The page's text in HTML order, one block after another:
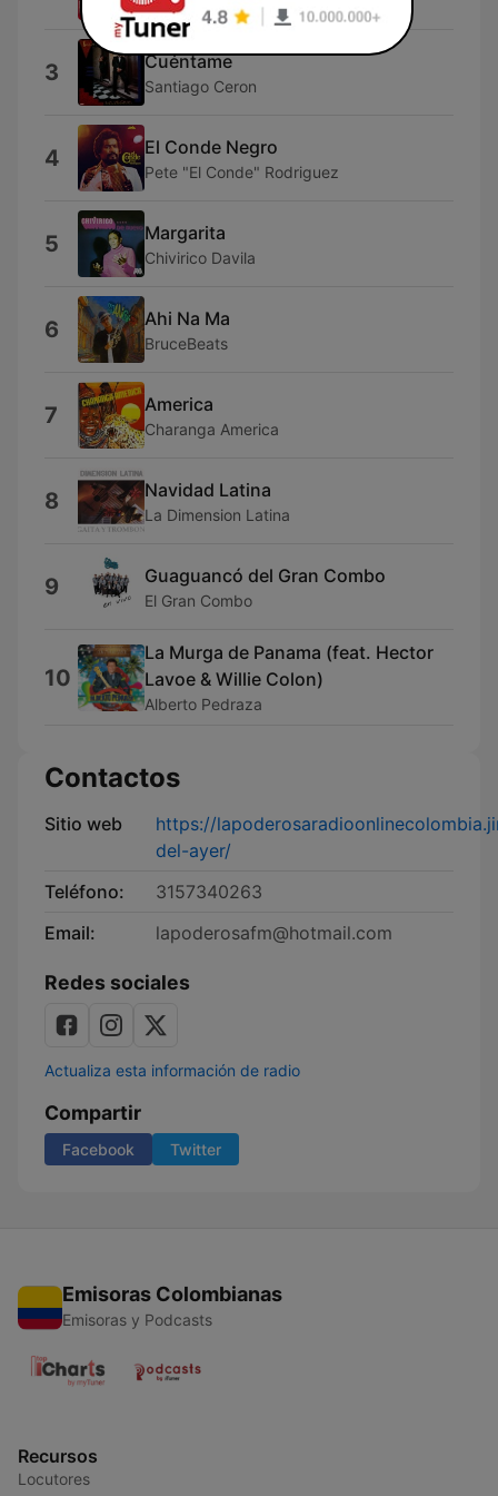
3 Cuéntame
Santiago Ceron
4 El Conde Negro
Pete "El Conde" Rodriguez
5 Margarita
Chivirico Davila
6 Ahi Na Ma
BruceBeats
7 America
Charanga America
8 Navidad Latina
La Dimension Latina
9 Guaguancó del Gran Combo
El Gran Combo
10
La Murga de Panama (feat. Hector
Lavoe & Willie Colon)
Alberto Pedraza
Contactos
Sitio web
https://
del-ayer/
Teléfono:
3157340263
Email:
lapoderosafm@hotmail.com
Redes sociales
Actualiza esta información de radio
Compartir
Facebook Twitter
Emisoras Colombianas
Emisoras y Podcasts
Recursos
Locutores